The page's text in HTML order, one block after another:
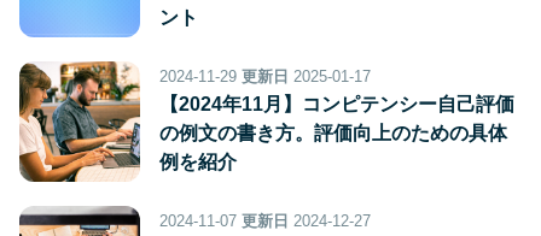
ント
2024-11-29 更新日 2025-01-17
【2024年11月】コンピテンシー自己評価
の例文の書き方。評価向上のための具体
例を紹介
2024-11-07 更新日 2024-12-27